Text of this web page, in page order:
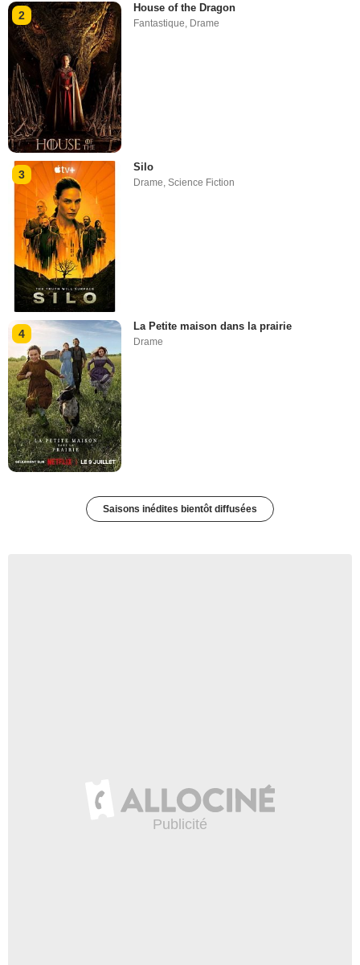
2
House of the Dragon
Fantastique Drame
3
Silo
Drame,Science Fiction
4
La Petite maison dans la prairie
Drame
Saisons inédites bientôt diffusées